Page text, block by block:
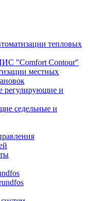
тепловых
"Comfort Contour"
местных
регулирующие и
седельные и